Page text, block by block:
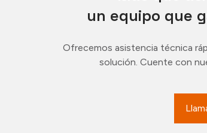
un equipo que
Ofrecemos asistencia técnica
solución. Cuente con